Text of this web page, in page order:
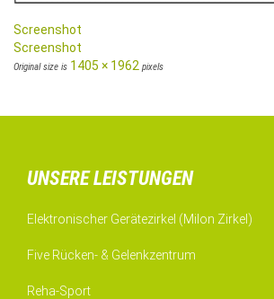
Screenshot
Screenshot
Original size is 1405 × 1962 pixels
UNSERE LEISTUNGEN
Elektronischer Gerätezirkel (Milon Zirkel)
Five Rücken- & Gelenkzentrum
Reha-Sport